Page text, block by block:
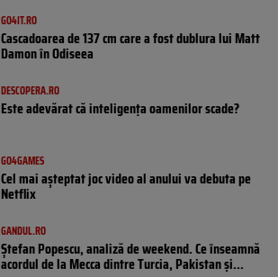
GO4IT.RO
Cascadoarea de 137 cm care a fost dublura lui Matt
Damon în Odiseea
DESCOPERA.RO
Este adevărat că inteligența oamenilor scade?
GO4GAMES
Cel mai așteptat joc video al anului va debuta pe
Netflix
GANDUL.RO
Ștefan Popescu, analiză de weekend. Ce înseamnă
acordul de la Mecca dintre Turcia, Pakistan şi...